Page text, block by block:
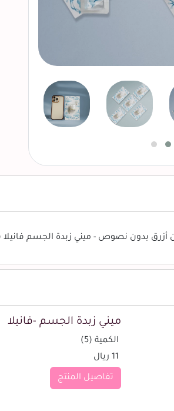
بدون نصوص - ميني زبدة الجسم فانيلا ( 5 قطع
ميني زبدة الجسم -فانيلا
الكمية (5)
11 ريال
تفاصيل المنتج